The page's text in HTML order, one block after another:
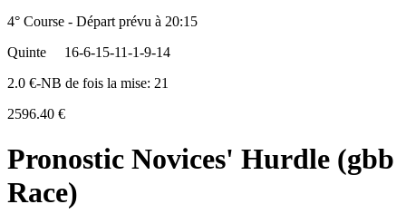
4° Course - Départ prévu à 20:15
Quinte
16-6-15-11-1-9-14
2.0 €-NB de fois la mise: 21
2596.40 €
Pronostic Novices' Hurdle (gbb
Race)